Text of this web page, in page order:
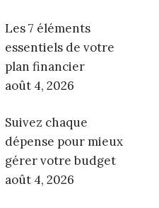
Les 7 éléments
essentiels de votre
plan financier
août 4, 2026
Suivez chaque
dépense pour mieux
gérer votre budget
août 4, 2026